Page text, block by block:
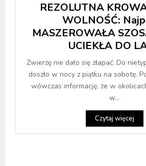
REZOLUTNA
WOLNOŚĆ:
MASZEROWAŁA
UCIEKŁA DO
Zwierzę nie dało się złapać. Do
doszło w nocy z piątku na sobotę.
wówczas informację, że w
w...
Czytaj więcej